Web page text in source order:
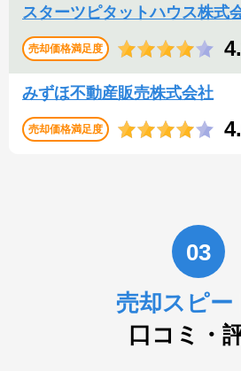
スターツピタットハウス株式
売却価格満足度
みずほ不動産販売株式会社
売却価格満足度
03
売却スピー
口コミ・